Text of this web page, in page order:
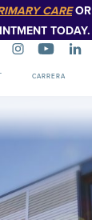
CAREOR
TODAY.
CARRERA